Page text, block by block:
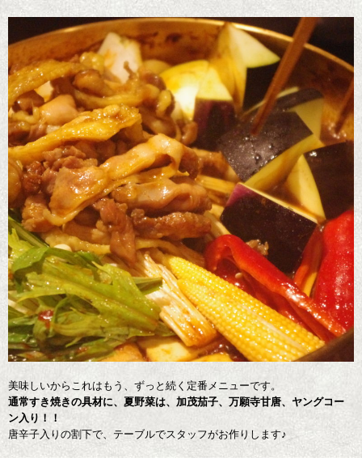
美味しいからこれはもう、ずっと続く定番メニューです。
通常すき焼きの具材に、夏野菜は、加茂茄子、万願寺甘唐、ヤングコー
ン入り！！
唐辛子入りの割下で、テーブルでスタッフがお作りします♪